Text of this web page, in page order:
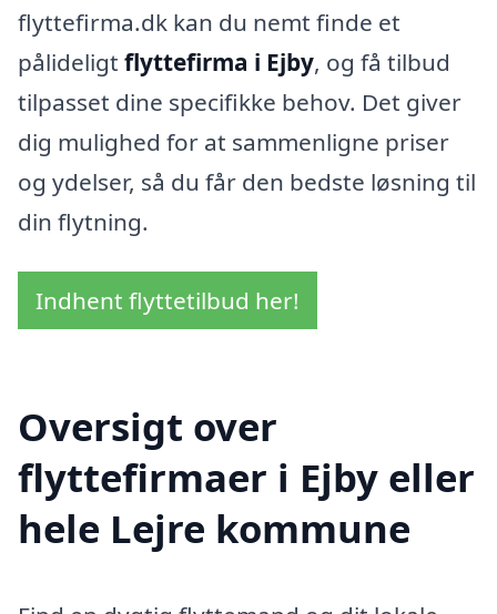
flyttefirma.dk kan du nemt finde et
pålideligt flyttefirma i Ejby, og få tilbud
tilpasset dine specifikke behov. Det giver
dig mulighed for at sammenligne priser
og ydelser, så du får den bedste løsning til
din flytning.
Indhent flyttetilbud her!
Oversigt over
flyttefirmaer i Ejby eller
hele Lejre kommune